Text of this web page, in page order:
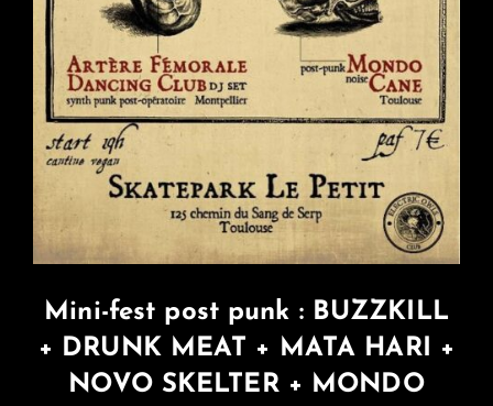
Mini-fest post punk : BUZZKILL
+ DRUNK MEAT + MATA HARI +
NOVO SKELTER + MONDO